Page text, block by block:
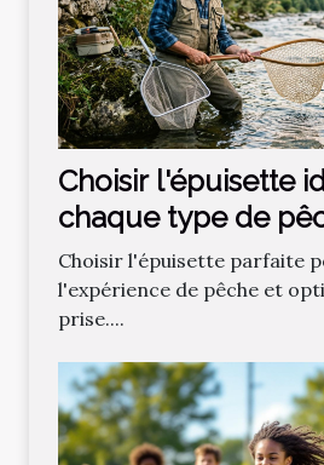
Choisir l'épuisette
chaque type de
Choisir l'épuisette parfaite
l'expérience de pêche et
prise....